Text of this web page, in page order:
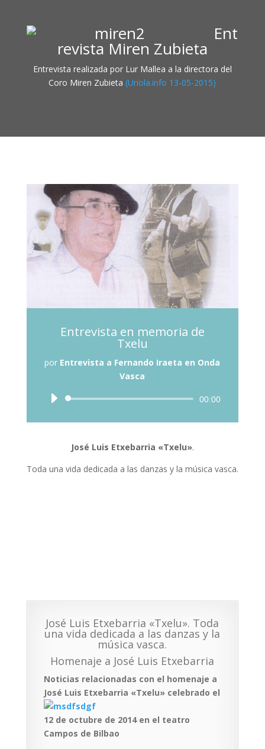
Ent
revista Miren Zubieta
Entrevista realizada por Lur Mallea a la directora del
Coro Miren Zubieta (Uriola.info 13-05-2015)
Entrevista en memoria de
Txelu
por Entrevista a Fernando Iraeta en Onda
Vasca
Reproductor
audio
00:00
José Luis Etxebarria «Txelu».
Toda una vida dedicada a las danzas y la música vasca.
José Luis Etxebarria «Txelu». Toda
una vida dedicada a las danzas y la
música vasca.
Homenaje a José Luis Etxebarria
Noticias relacionadas con el homenaje a
José Luis Etxebarria «Txelu» celebrado el
12 de octubre de 2014 en el teatro
Campos de Bilbao